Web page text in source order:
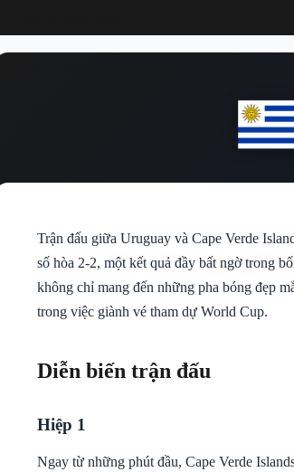
Trận đấu giữa Uruguay và Cape Verde
số hòa 2-2, một kết quả đầy bất ngờ trong
không chỉ mang đến những pha bóng đẹp
trong việc giành vé tham dự World Cup.
Diễn biến trận đấu
Hiệp 1
Ngay từ những phút đầu, Cape Verde